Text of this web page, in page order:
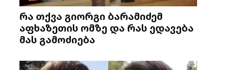
რა თქვა გიორგი ბარამიძემ
აფხაზეთის ომზე და რას ედავება
მას გამოძიება